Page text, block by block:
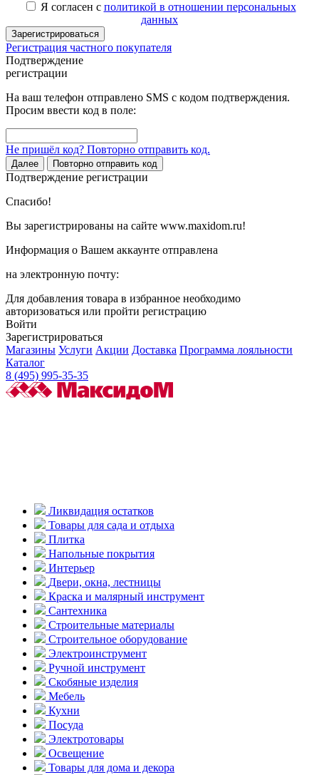
Я согласен с политикой в отношении персональных
данных
Зарегистрироваться
Регистрация частного покупателя
Подтверждение
регистрации
На ваш телефон отправлено SMS с кодом подтверждения.
Просим ввести код в поле:
Не пришёл код? Повторно отправить код.
Далее Повторно отправить код
Подтверждение регистрации
Спасибо!
Вы зарегистрированы на сайте www.maxidom.ru!
Информация о Вашем аккаунте отправлена
на электронную почту:
Для добавления товара в избранное необходимо
авторизоваться или пройти регистрацию
Войти
Зарегистрироваться
Магазины Услуги Акции Доставка Программа лояльности
Каталог
8 (495) 995-35-35
Ликвидация остатков
Товары для сада и отдыха
Плитка
Напольные покрытия
Интерьер
Двери, окна, лестницы
Краска и малярный инструмент
Сантехника
Строительные материалы
Строительное оборудование
Электроинструмент
Ручной инструмент
Скобяные изделия
Мебель
Кухни
Посуда
Электротовары
Освещение
Товары для дома и декора